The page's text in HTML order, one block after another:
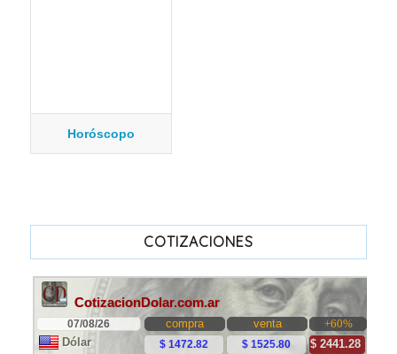
Horóscopo
COTIZACIONES